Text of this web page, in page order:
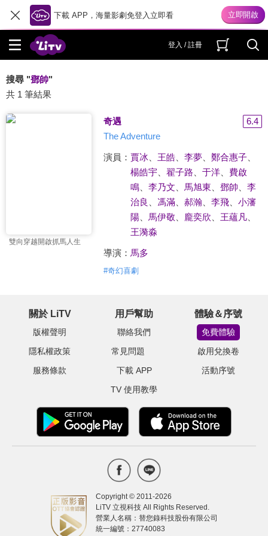
下載 APP，海量影劇免登入立即看
登入 / 註冊
搜尋 "鄧帥"
共 1 筆結果
雙向穿越開啟抓馬人生
奇遇
6.4
The Adventure
演員： 賈冰 王皓、 李夢、 鄭合惠子、
楊皓宇、 翟子路 于洋、 費啟
鳴、 李乃文 馬旭東 鄧帥
李
治良
馮滿、 郝瀚 李飛、 小瀋
陽、 馬伊敬 龐奕欣 王蘊凡、
王漪淼
導演： 馬多
#奇幻喜劇
關於 LiTV
版權聲明
隱私權政策
服務條款
用戶幫助
聯絡我們
常見問題
下載 APP
TV 使用教學
體驗＆序號
免費體驗
啟用兌換卷
活動序號
Copyright © 2011-2026
LiTV 立視科技 All Rights Reserved.
營業人名稱：替您錄科技股份有限公司
統一編號：27740083